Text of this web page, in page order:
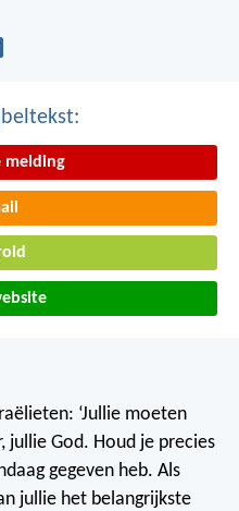
melding
‘Jullie moeten
jullie God. Houd je precies
gegeven heb. Als
jullie het belangrijkste